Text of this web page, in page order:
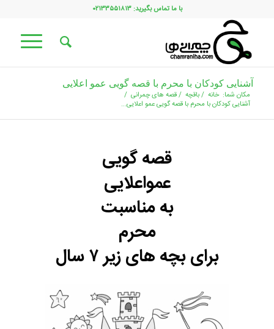
با ما تماس بگیرید: ۰۲۱۳۳۵۵۱۸۱۳
آشنایی کودکان با محرم با قصه گویی عمو اعلایی
مکان شما: خانه /باقچه /قصه های چمرانی /
آشنایی کودکان با محرم با قصه گویی عمو اعلایی...
قصه گویی
عمواعلایی
به مناسبت
محرم
برای بچه های زیر ۷ سال